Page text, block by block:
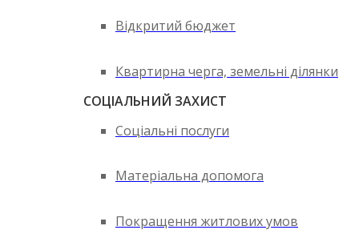
Відкритий бюджет
Квартирна черга, земельні ділянки
СОЦІАЛЬНИЙ ЗАХИСТ
Соціальні послуги
Матеріальна допомога
Покращення житлових умов